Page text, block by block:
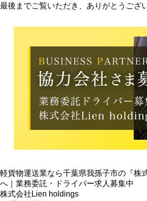
最後までご覧いただき、ありがとうござ
軽貨物運送業なら千葉県我孫子市の『株
へ｜業務委託・ドライバー求人募集中
株式会社Lien holdings